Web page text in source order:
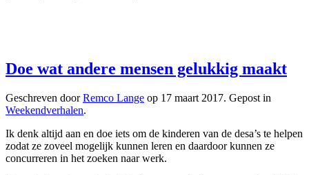
Doe wat andere mensen gelukkig maakt
Geschreven doorRemco Lange op 17 maart 2017. Gepost in
Weekendverhalen.
Ik denk altijd aan en doe iets om de kinderen van de desa’s te helpen
zodat ze zoveel mogelijk kunnen leren en daardoor kunnen ze
concurreren in het zoeken naar werk.